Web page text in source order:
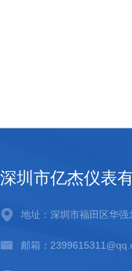
深圳市亿杰仪表
地址：深圳市福田区华
邮箱：